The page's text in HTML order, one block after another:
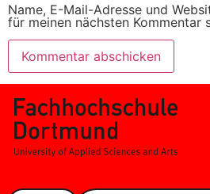
Name, E-Mail-Adresse und
für meinen nächsten Kommentar